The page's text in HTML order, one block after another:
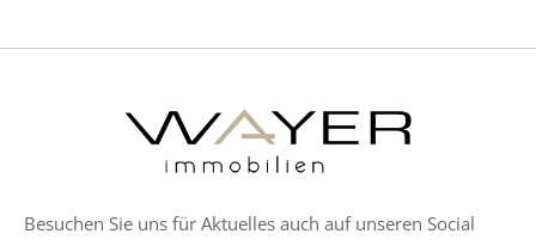
Besuchen Sie uns für Aktuelles auch auf unseren Social